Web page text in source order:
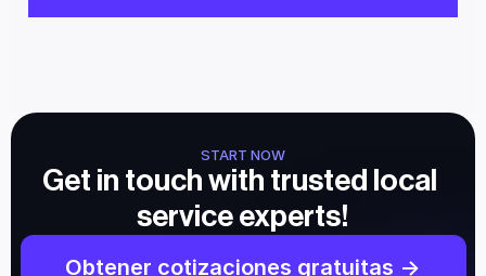
START NOW
Get in touch with trusted local
service experts!
Obtener cotizaciones gratuitas ->